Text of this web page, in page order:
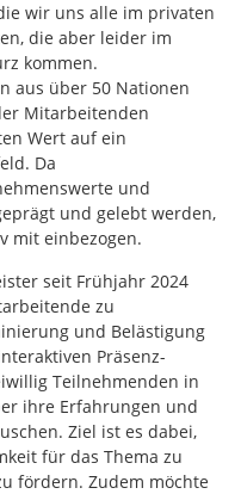
wir uns alle im privaten
die aber leider im
kommen.
aus über 50 Nationen
Mitarbeitenden
Wert auf ein
Da
und
und gelebt werden,
mit einbezogen.
seit Frühjahr 2024
zu
und Belästigung
Präsenz-
Teilnehmenden in
ihre Erfahrungen und
Ziel ist es dabei,
für das Thema zu
fördern. Zudem möchte